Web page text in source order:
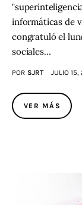
informáticas de
congratuló el
sociales…
POR SJRT JULIO 15,
VER MÁS